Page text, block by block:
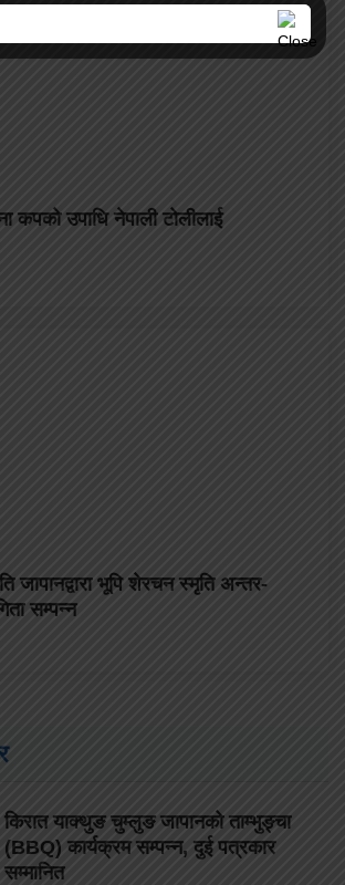
कपको उपाधि नेपाली टोलीलाई
जापानद्वारा भूपि शेरचन स्मृति अन्तर-
सम्पन्न
किरात याक्थुङ चुम्लुङ जापानको ताम्भुङ्चा
(BBQ) कार्यक्रम सम्पन्न, दुई पत्रकार
सम्मानित